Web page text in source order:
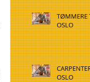
TØMMERE
OSLO
OSLO